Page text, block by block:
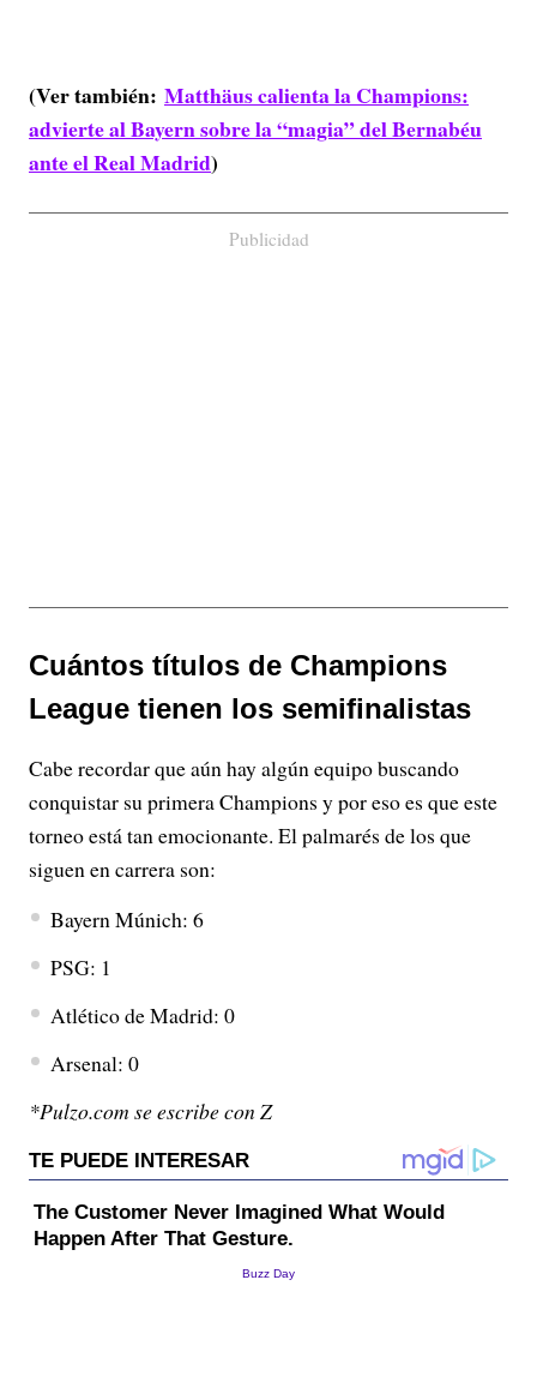
(Ver también: Matthäus calienta la Champions:
advierte al Bayern sobre la “magia” del Bernabéu
ante el Real Madrid)
Publicidad
Cuántos títulos de Champions
League tienen los semifinalistas
Cabe recordar que aún hay algún equipo buscando
conquistar su primera Champions y por eso es que este
torneo está tan emocionante. El palmarés de los que
siguen en carrera son:
Bayern Múnich: 6
PSG: 1
Atlético de Madrid: 0
Arsenal: 0
*Pulzo.com se escribe con Z